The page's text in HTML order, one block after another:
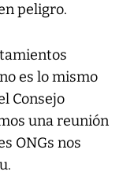
peligro.
es lo mismo
Consejo
una reunión
ONGs nos